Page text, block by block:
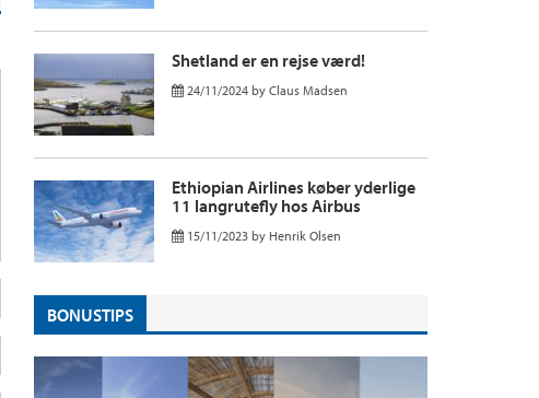
Shetland er en rejse værd!
24/11/2024 by Claus Madsen
Ethiopian Airlines køber yderlige
11 langrutefly hos Airbus
15/11/2023 by Henrik Olsen
BONUSTIPS